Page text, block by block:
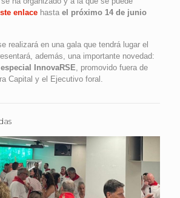
enlace hasta el próximo 14 de junio
realizará en una gala que tendrá lugar el
además, una importante novedad:
InnovaRSE, promovido fuera de
Capital y el Ejecutivo foral.